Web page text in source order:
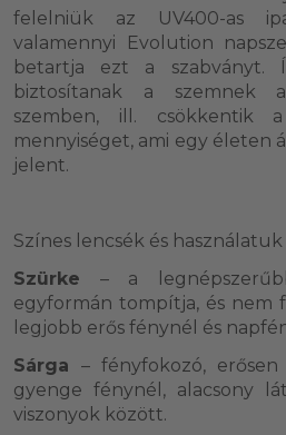
felelniük az UV400-as
valamennyi Evolution
betartja ezt a szabványt.
biztosítanak a szemnek
szemben, ill. csökkentik
mennyiséget, ami egy életen
jelent.
Színes lencsék és használatuk
Szürke– a
egyformán tompítja, és nem
legjobb erős fénynél és
Sárga – fényfokozó,
gyenge fénynél, alacsony
viszonyok között.